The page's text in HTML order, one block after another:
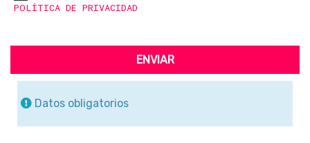
POLÍTICA DE PRIVACIDAD
ENVIAR
Datos obligatorios